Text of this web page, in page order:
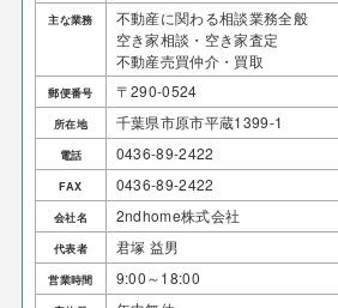
主な業務
不動産に関わる相談業務全般
空き家相談・空き家査定
不動産売買仲介・買取
郵便番号 〒290-0524
所在地 千葉県市原市平蔵1399-1
電話 0436-89-2422
FAX 0436-89-2422
会社名 2ndhome株式会社
代表者 君塚 益男
営業時間 9:00～18:00